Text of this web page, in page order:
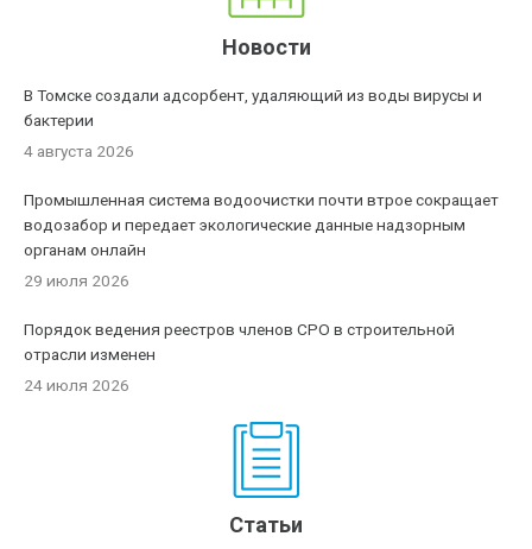
Новости
В Томске создали адсорбент, удаляющий из воды вирусы и
бактерии
4 августа 2026
Промышленная система водоочистки почти втрое сокращает
водозабор и передает экологические данные надзорным
органам онлайн
29 июля 2026
Порядок ведения реестров членов СРО в строительной
отрасли изменен
24 июля 2026
Статьи